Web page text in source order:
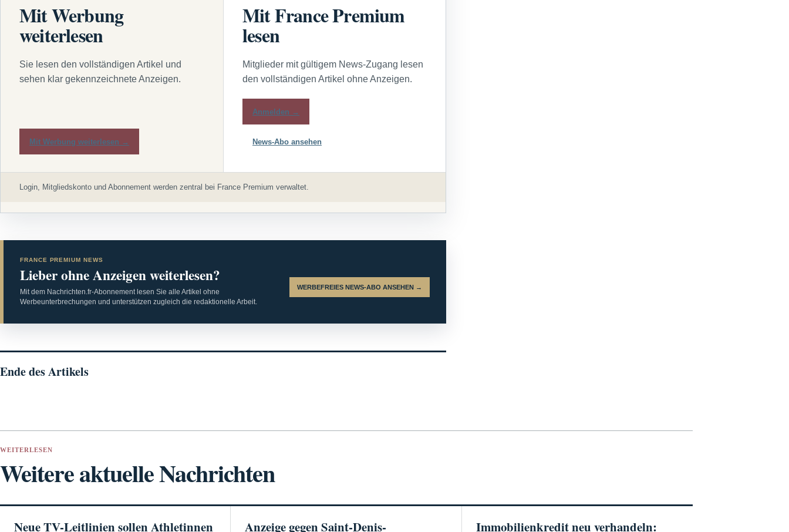
Mit Werbung
weiterlesen
Sie lesen den vollständigen Artikel und
sehen klar gekennzeichnete Anzeigen.
Mit Werbung weiterlesen →
Mit France Premium
lesen
Mitglieder mit gültigem News-Zugang lesen
den vollständigen Artikel ohne Anzeigen.
Anmelden →
News-Abo ansehen
Login, Mitgliedskonto und Abonnement werden zentral bei France Premium verwaltet.
FRANCE PREMIUM NEWS
Lieber ohne Anzeigen weiterlesen?
Mit dem Nachrichten.fr-Abonnement lesen Sie alle Artikel ohne
Werbeunterbrechungen und unterstützen zugleich die redaktionelle Arbeit.
WERBEFREIES NEWS-ABO ANSEHEN →
Ende des Artikels
WEITERLESEN
Weitere aktuelle Nachrichten
Neue TV-Leitlinien sollen Athletinnen Anzeige gegen Saint-Denis- Immobilienkredit neu verhandeln: